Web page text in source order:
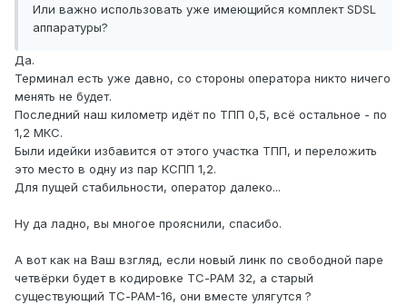
Или важно использовать уже имеющийся комплект SDSL
аппаратуры?
Да.
Терминал есть уже давно, со стороны оператора никто ничего
менять не будет.
Последний наш километр идёт по ТПП 0,5, всё остальное - по
1,2 МКС.
Были идейки избавится от этого участка ТПП, и переложить
это место в одну из пар КСПП 1,2.
Для пущей стабильности, оператор далеко...
Ну да ладно, вы многое прояснили, спасибо.
А вот как на Ваш взгляд, если новый линк по свободной паре
четвёрки будет в кодировке ТС-РАМ 32, а старый
существующий ТС-РАМ-16, они вместе улягутся ?